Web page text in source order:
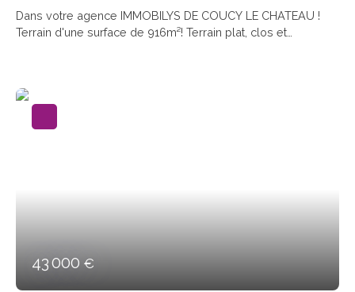
Dans votre agence IMMOBILYS DE COUCY LE CHATEAU !
Terrain d'une surface de 916m²! Terrain plat, clos et
43 000 €